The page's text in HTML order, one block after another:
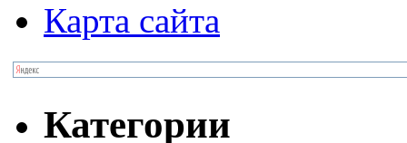
Карта сайта
Категории